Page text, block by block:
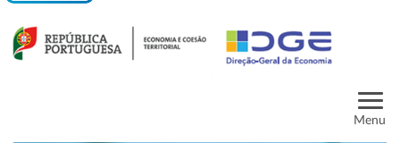
Menu